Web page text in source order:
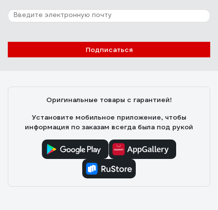
Подписаться
Оригинальные товары с гарантией!
Установите мобильное приложение, чтобы
информация по заказам всегда была под рукой